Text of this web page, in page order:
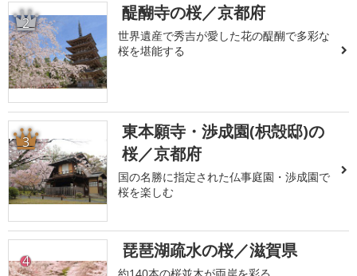
2 醍醐寺の桜／京都府
世界遺産で秀吉が愛した花の醍醐で多彩な
桜を堪能する
3
東本願寺・渉成園(枳殻邸)の
桜／京都府
国の名勝に指定された仏事庭園・渉成園で
桜を楽しむ
4 琵琶湖疏水の桜／滋賀県